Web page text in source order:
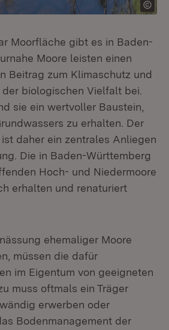
Moorfläche gibt es in Baden-
Moore leisten einen
Beitrag zum Klimaschutz und
biologischen Vielfalt bei.
sie ein wertvoller Baustein,
zu erhalten. Der
daher ein zentrales Anliegen
Die in Baden-Württemberg
Hoch- und Niedermoore
erhalten und renaturiert
ehemaliger Moore
müssen die dafür
im Eigentum von geeigneten
muss oftmals ein Träger
erwerben oder
Bodenmanagement der